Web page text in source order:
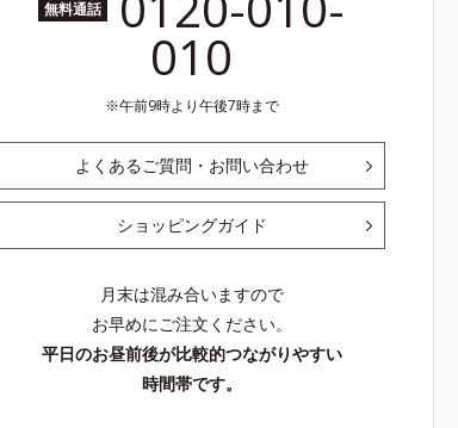
無料通話
010
午前9時より午後7時まで
よくあるご質問・お問い合わせ
ショッピングガイド
月末は混み合いますので
お早めにご注文ください。
平日のお昼前後が比較的つながりやすい
時間帯です。